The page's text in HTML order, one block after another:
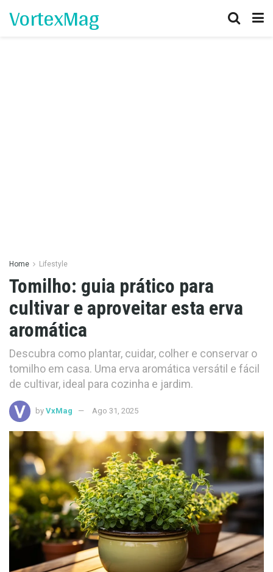
VortexMag
Home Lifestyle
Tomilho: guia prático para
cultivar e aproveitar esta erva
aromática
Descubra como plantar, cuidar, colher e conservar o
tomilho em casa. Uma erva aromática versátil e fácil
de cultivar, ideal para cozinha e jardim.
by VxMag Ago 31, 2025